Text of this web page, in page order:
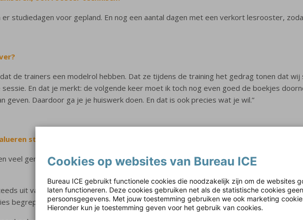
er studiedagen voor gepland. En nog een aantal dagen met een verkort lesrooster,
de trainers een modelrol hebben. Dat ze tijdens de training het gedrag tonen dat
En dat je merkt: de volgende keer moet ik toch nog even goed de boekjes
geven. Daardoor ga je je huiswerk doen. En dat is ook precies wat je wil.”
straks helemaal hebben geïmplementeerd, wat is er dan anders dan nu?
veel gerichter bezig zijn met het leerdoel, waar leerlingen staan in dat leerdoel en
uit van het directe instructiesysteem. Dus eerst klassikaal instructie. En we
begrepen hebben en of het leerdoel is behaald.”
Cookies op websites van Bureau ICE
Bureau ICE gebruikt functionele cookies die noodzakelijk zijn om de websites
laten functioneren. Deze cookies gebruiken net als de statistische cookies geen
persoonsgegevens. Met jouw toestemming gebruiken we ook marketing
Hieronder kun je toestemming geven voor het gebruik van cookies.